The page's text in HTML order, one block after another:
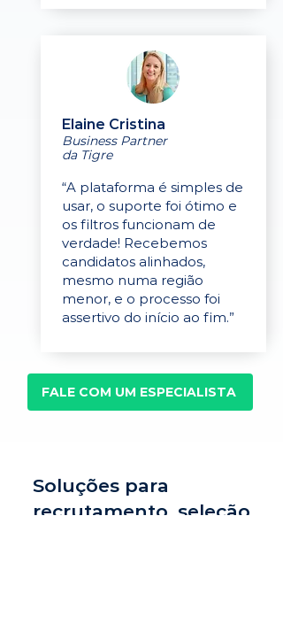
Elaine Cristina
Business Partner
da Tigre
“A plataforma é simples de
usar, o suporte foi ótimo e
os filtros funcionam de
verdade! Recebemos
candidatos alinhados,
mesmo numa região
menor, e o processo foi
assertivo do início ao fim.”
FALE COM UM ESPECIALISTA
Soluções para
recrutamento, seleção